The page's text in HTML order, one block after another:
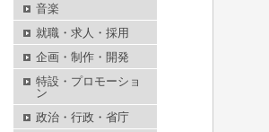
音楽
就職・求人・採用
企画・制作・開発
特設・プロモーショ
ン
政治・行政・省庁